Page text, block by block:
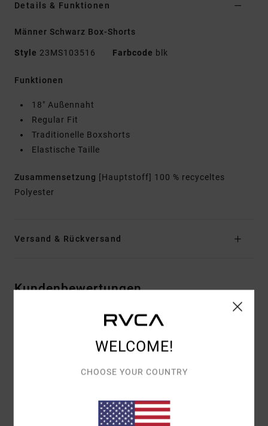
Details & Funktionen
Männer Schwarz Box-Shorts
Style 23MS103516 Farbcode blk
Funktionen
18" Außennaht
Regular Fit
Traditionelle Boxshorts
Elastische Taille
Zusammensetzung [Hauptstoff] 100 % recyceltes
Polyester
Versand & Rückversand
Kundenbewertungen
5.0
1 VERIFIZIERTEN BEWERTUNGEN
NOVEMBER 2025
100% UNSERER KUNDEN EMPFEHLEN DIESES PRODUKT
WELCOME!
CHOOSE YOUR COUNTRY